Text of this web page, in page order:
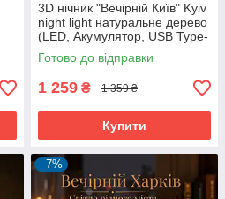
3D нічник "Вечірній Київ" Kyiv
night light натуральне дерево
(LED, Акумулятор, USB Type-
C)
Готово до відправки
1 259 ₴ 1 359 ₴
Купити
–7%